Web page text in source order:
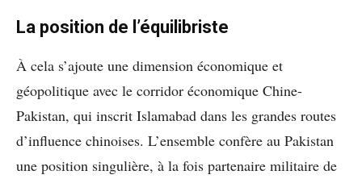
La position de l’équilibriste
À cela s’ajoute une dimension économique et
géopolitique avec le corridor économique Chine-
Pakistan, qui inscrit Islamabad dans les grandes routes
d’influence chinoises. L’ensemble confère au Pakistan
une position singulière, à la fois partenaire militaire de